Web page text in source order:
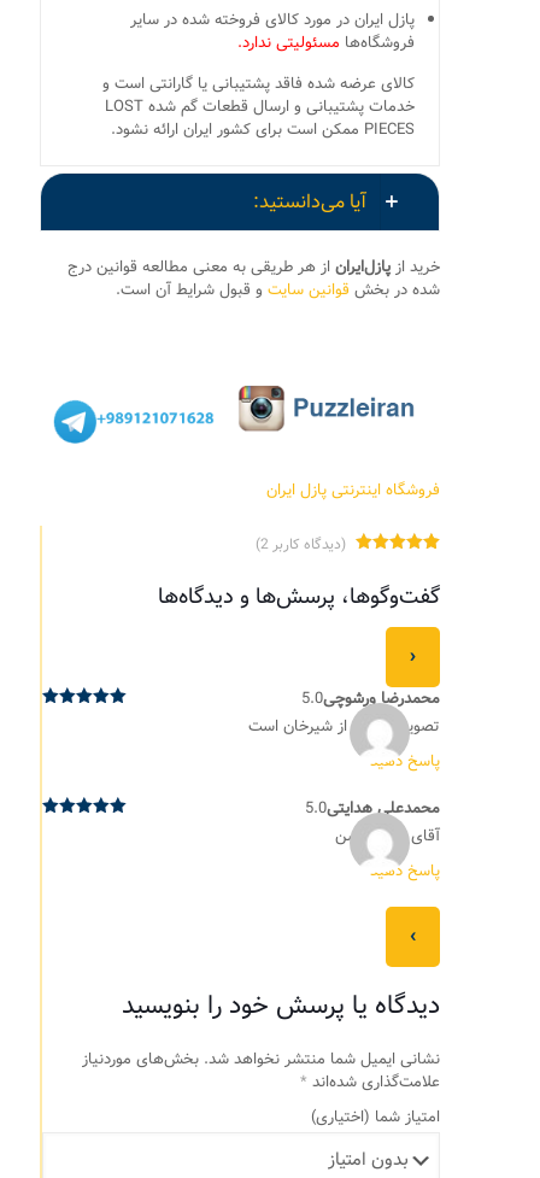
پازل ایران در مورد کالای فروخته شده در سایر
فروشگاه‌ها مسئولیتی ندارد.
کالای عرضه شده فاقد پشتیبانی یا گارانتی است و
خدمات پشتیبانی و ارسال قطعات گم شده LOST
PIECES ممکن است برای کشور ایران ارائه نشود.
آیا می‌دانستید:
خرید از پازل‌ایران از هر طریقی به معنی مطالعه قوانین درج
شده در بخش قوانین سایت و قبول شرایط آن است.
فروشگاه اینترنتی پازل ایران
مشتری
(دیدگاه کاربر 2
)
گفت‌وگوها، پرسش‌ها و دیدگاه‌ها
›
محمدرضا ورشوچی5.0
تصویر پرابهتی از شیرخان است
پاسخ دهید
محمدعلی هدایتی5.0
آقای شیر ِ خشن
پاسخ دهید
‹
دیدگاه یا پرسش خود را بنویسید
نشانی ایمیل شما منتشر نخواهد شد. بخش‌های موردنیاز
علامت‌گذاری شده‌اند *
امتیاز شما (اختیاری)